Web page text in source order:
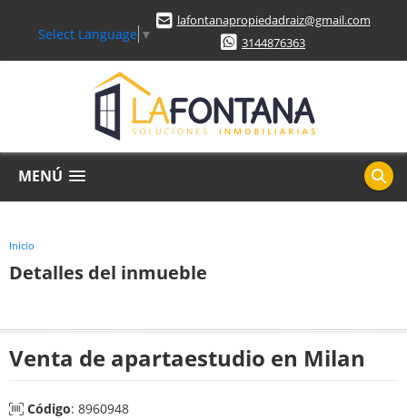
Select Language ▼
lafontanapropiedadraiz@gmail.com
3144876363
MENÚ
Inicio
Detalles del inmueble
Venta de apartaestudio en Milan
Código: 8960948